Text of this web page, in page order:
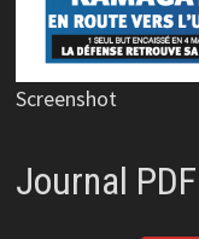
Screenshot
Journal PDF